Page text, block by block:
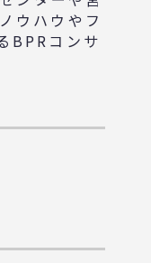
ウハウやフ
BPRコンサ